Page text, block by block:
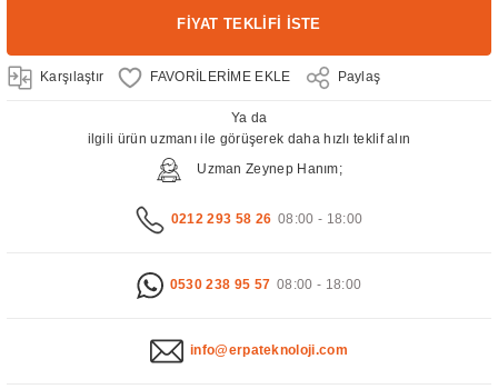
FİYAT TEKLİFİ İSTE
Karşılaştır Paylaş
Ya da
ilgili ürün uzmanı ile görüşerek daha hızlı teklif alın
Uzman Zeynep Hanım;
0212 293 58 26 08:00 - 18:00
0530 238 95 57 08:00 - 18:00
info@erpateknoloji.com